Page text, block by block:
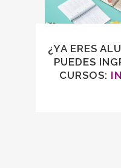
¿YA ERES
PUEDES
CURSOS: